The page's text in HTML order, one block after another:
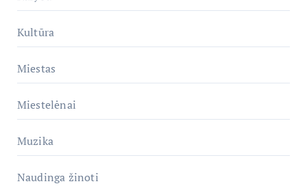
Kultūra
Miestas
Miestelėnai
Muzika
Naudinga žinoti